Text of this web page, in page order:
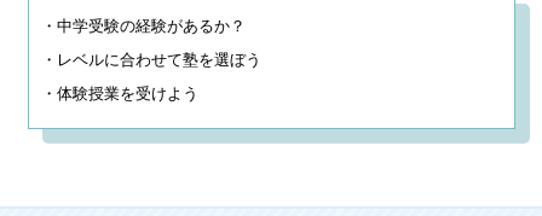
・中学受験の経験があるか？
・レベルに合わせて塾を選ぼう
・体験授業を受けよう